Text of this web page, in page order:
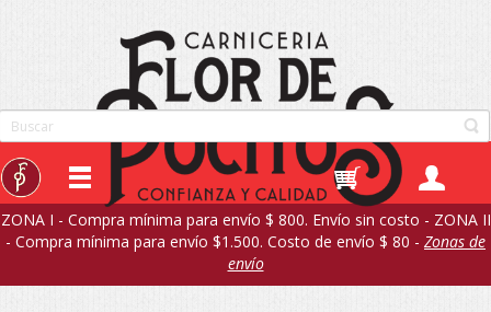
ZONA I - Compra mínima para envío $ 800. Envío sin costo - ZONA II
- Compra mínima para envío $1.500. Costo de envío $ 80 - Zonas de
envío